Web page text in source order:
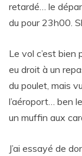
retardé… le
du pour 23h00.
Le vol c’est bien
eu droit à un
du poulet, mais
l’aéroport… ben
un muffin aux
J’ai essayé de